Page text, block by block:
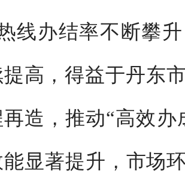
线办结率不断攀
高，得益于丹东
造，推动“高效
显著提升，市场